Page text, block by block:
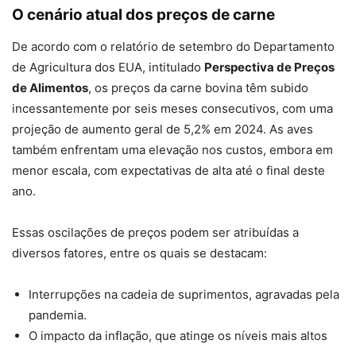
O cenário atual dos preços de carne
De acordo com o relatório de setembro do Departamento
de Agricultura dos EUA, intitulado Perspectiva de Preços
de Alimentos, os preços da carne bovina têm subido
incessantemente por seis meses consecutivos, com uma
projeção de aumento geral de 5,2% em 2024. As aves
também enfrentam uma elevação nos custos, embora em
menor escala, com expectativas de alta até o final deste
ano.
Essas oscilações de preços podem ser atribuídas a
diversos fatores, entre os quais se destacam:
Interrupções na cadeia de suprimentos, agravadas pela
pandemia.
O impacto da inflação, que atinge os níveis mais altos